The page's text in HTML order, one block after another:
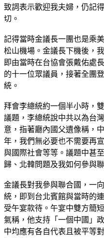
致詞表示歡迎我夫婦，仍記
切。
記得當時金議長一團也是乘
松山機場。金議長下機後，
即由當時在台協會張戴佑處
的十一位眾議員，接著全團
統。
拜會李總統約一個半小時，
議題，李總統說中共以為台
意，指著廳內國父遺像稱，
年，我們無必要也不需要再
與國際社會等等。議題中甚
歸、北韓問題及我如何參與
金議長對我參與聯合國，一
統，即到台北賓館與當時的
受午宴款待。午宴中雙方簡
氣稱，他支持「一個中國」
中均應有各自代表且被平等